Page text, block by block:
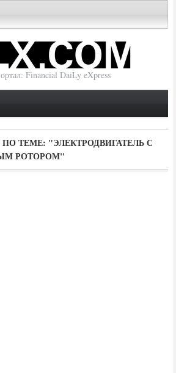
Financial DaiLy eXpress
ПО ТЕМЕ: "ЭЛЕКТРОДВИГАТЕЛЬ С
РОТОРОМ"